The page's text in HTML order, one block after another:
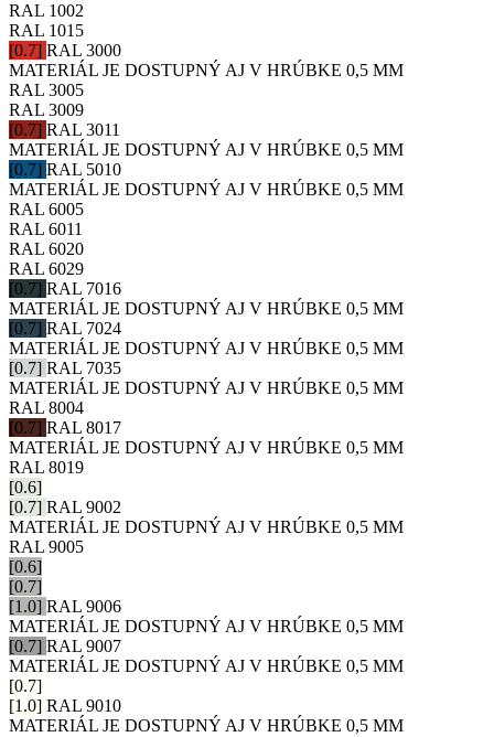
RAL 1002
RAL 1015
[0.7] RAL 3000
MATERIÁL JE DOSTUPNÝ AJ V HRÚBKE 0,5 MM
RAL 3005
RAL 3009
[0.7] RAL 3011
MATERIÁL JE DOSTUPNÝ AJ V HRÚBKE 0,5 MM
[0.7] RAL 5010
MATERIÁL JE DOSTUPNÝ AJ V HRÚBKE 0,5 MM
RAL 6005
RAL 6011
RAL 6020
RAL 6029
[0.7] RAL 7016
MATERIÁL JE DOSTUPNÝ AJ V HRÚBKE 0,5 MM
[0.7] RAL 7024
MATERIÁL JE DOSTUPNÝ AJ V HRÚBKE 0,5 MM
[0.7] RAL 7035
MATERIÁL JE DOSTUPNÝ AJ V HRÚBKE 0,5 MM
RAL 8004
[0.7] RAL 8017
MATERIÁL JE DOSTUPNÝ AJ V HRÚBKE 0,5 MM
RAL 8019
[0.6]
[0.7] RAL 9002
MATERIÁL JE DOSTUPNÝ AJ V HRÚBKE 0,5 MM
RAL 9005
[0.6]
[0.7]
[1.0] RAL 9006
MATERIÁL JE DOSTUPNÝ AJ V HRÚBKE 0,5 MM
[0.7] RAL 9007
MATERIÁL JE DOSTUPNÝ AJ V HRÚBKE 0,5 MM
[0.7]
[1.0] RAL 9010
MATERIÁL JE DOSTUPNÝ AJ V HRÚBKE 0,5 MM